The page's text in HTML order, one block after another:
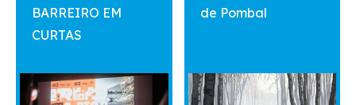
BARREIRO EM
CURTAS
de Pombal